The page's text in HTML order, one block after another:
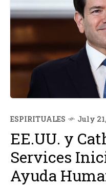
ESPIRITUALES July
EE.UU. y
Services
Ayuda